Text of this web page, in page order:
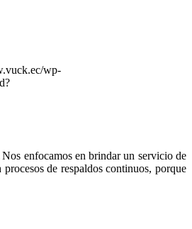
wp-
enfocamos en brindar un servicio de
de respaldos continuos, porque